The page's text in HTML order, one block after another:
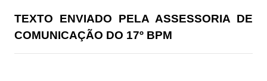
TEXTO ENVIADO PELA ASSESSORIA DE
COMUNICAÇÃO DO 17º BPM